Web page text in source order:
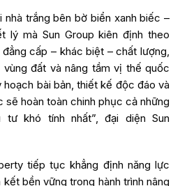
nhà trắng bên bờ biển xanh biếc –
lý mà Sun Group kiên định theo
cấp – khác biệt – chất lượng,
đất và nâng tầm vị thế quốc
hoạch bài bản, thiết kế độc đáo và
sẽ hoàn toàn chinh phục cả những
tư khó tính nhất”, đại diện Sun
tiếp tục khẳng định năng lực
bền vững trong hành trình nâng